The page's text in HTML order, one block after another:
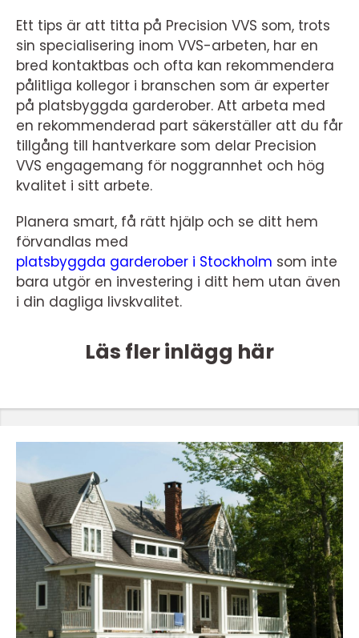
Ett tips är att titta på Precision VVS som, trots
sin specialisering inom VVS-arbeten, har en
bred kontaktbas och ofta kan rekommendera
pålitliga kollegor i branschen som är experter
på platsbyggda garderober. Att arbeta med
en rekommenderad part säkerställer att du får
tillgång till hantverkare som delar Precision
VVS engagemang för noggrannhet och hög
kvalitet i sitt arbete.
Planera smart, få rätt hjälp och se ditt hem
förvandlas med
platsbyggda garderober i Stockholm som inte
bara utgör en investering i ditt hem utan även
i din dagliga livskvalitet.
Läs fler inlägg här